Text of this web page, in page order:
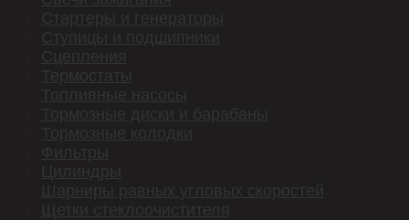
Стартеры и генераторы
Ступицы и подшипники
Сцепления
Термостаты
Топливные насосы
Тормозные диски и барабаны
Тормозные колодки
Фильтры
Цилиндры
Шарниры равных угловых скоростей
Щетки стеклоочистителя